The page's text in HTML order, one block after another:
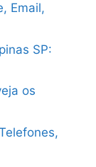
Email,
SP:
os